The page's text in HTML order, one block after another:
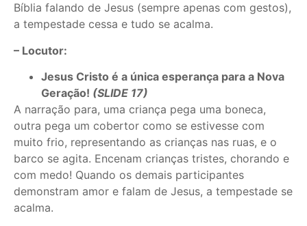
Bíblia falando de Jesus (sempre apenas com gestos),
a tempestade cessa e tudo se acalma.
– Locutor:
Jesus Cristo é a única esperança para a Nova
Geração! (SLIDE 17)
A narração para, uma criança pega uma boneca,
outra pega um cobertor como se estivesse com
muito frio, representando as crianças nas ruas, e o
barco se agita. Encenam crianças tristes, chorando e
com medo! Quando os demais participantes
demonstram amor e falam de Jesus, a tempestade se
acalma.